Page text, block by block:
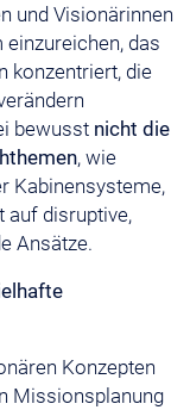
und Visionärinnen
das
konzentriert, die
bewusst nicht die
, wie
Kabinensysteme,
auf disruptive,
Ansätze.
Konzepten
Missionsplanung